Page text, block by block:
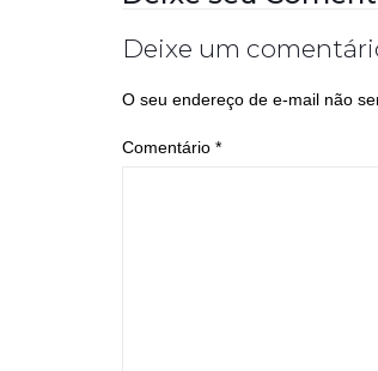
Deixe um
O seu endereço de e-mail não
Comentário *